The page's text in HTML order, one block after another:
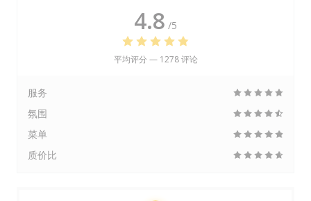
4.8 /5
平均评分 — 1278 评论
服务
氛围
菜单
质价比